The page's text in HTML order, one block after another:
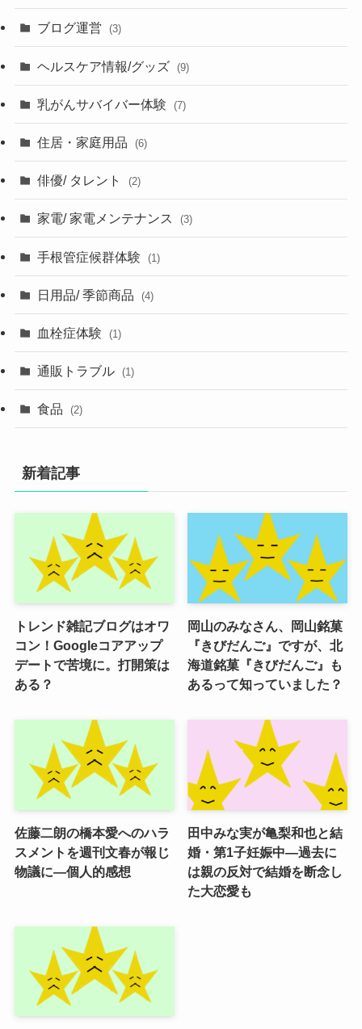
ブログ運営 (3)
ヘルスケア情報/グッズ (9)
乳がんサバイバー体験 (7)
住居・家庭用品 (6)
俳優/ タレント (2)
家電/ 家電メンテナンス (3)
手根管症候群体験 (1)
日用品/ 季節商品 (4)
血栓症体験 (1)
通販トラブル (1)
食品 (2)
新着記事
トレンド雑記ブログはオワ
コン！Googleコアアップ
デートで苦境に。打開策は
ある？
岡山のみなさん、岡山銘菓
『きびだんご』ですが、北
海道銘菓『きびだんご』も
あるって知っていました？
佐藤二朗の橋本愛へのハラ
スメントを週刊文春が報じ
物議に―個人的感想
田中みな実が亀梨和也と結
婚・第1子妊娠中―過去に
は親の反対で結婚を断念し
た大恋愛も